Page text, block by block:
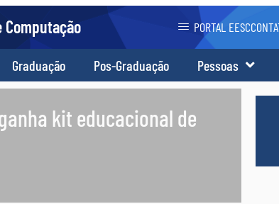
Computação PORTAL EESC
Graduação Pos-Graduação Pessoas
kit educacional de